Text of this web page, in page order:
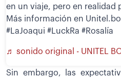
en un viaje, pero en realidad
Más información en
#LaJoaqui #LuckRa #Rosalía
♬ sonido original - UNITEL
Sin embargo, las